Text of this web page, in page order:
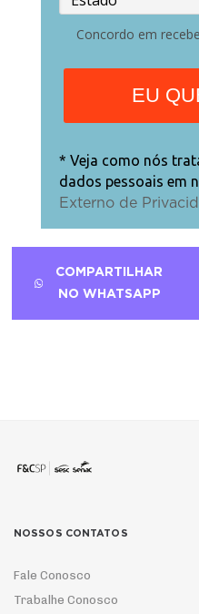
Concordo em
EU
* Veja como nós
dados pessoais em
Externo de
COMPARTILHAR
NO WHATSAPP
NOSSOS CONTATOS
Fale Conosco
Trabalhe Conosco